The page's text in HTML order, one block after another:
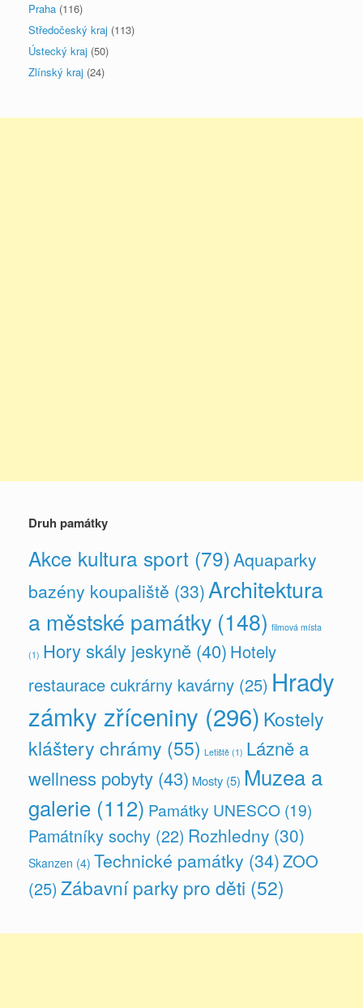
Praha (116)
Středočeský kraj (113)
Ústecký kraj (50)
Zlínský kraj (24)
Druh památky
Akce kultura sport (79)Aquaparky
bazény koupaliště (33)Architektura
a městské památky (148) filmová místa
(1) Hory skály jeskyně (40) Hotely
restaurace cukrárny kavárny (25) Hrady
zámky zříceniny (296) Kostely
kláštery chrámy (55) Letiště (1) Lázně a
wellness pobyty (43) Mosty (5) Muzea a
galerie (112) Památky UNESCO (19)
Památníky sochy (22) Rozhledny (30)
Skanzen (4) Technické památky (34)ZOO
(25)Zábavní parky pro děti (52)